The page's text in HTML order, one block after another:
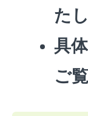
た
具
ご